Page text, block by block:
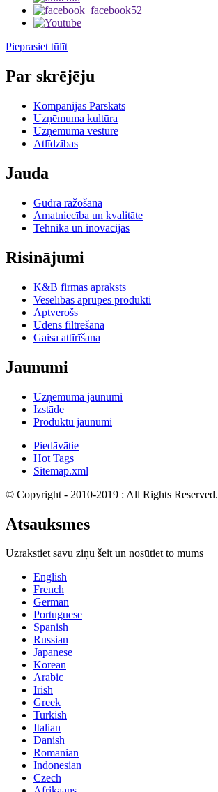
Pieprasiet tūlīt
Par skrējēju
Kompānijas Pārskats
Uzņēmuma kultūra
Uzņēmuma vēsture
Atlīdzības
Jauda
Gudra ražošana
Amatniecība un kvalitāte
Tehnika un inovācijas
Risinājumi
K&B firmas apraksts
Veselības aprūpes produkti
Aptverošs
Ūdens filtrēšana
Gaisa attīrīšana
Jaunumi
Uzņēmuma jaunumi
Izstāde
Produktu jaunumi
Piedāvātie
Hot Tags
Sitemap.xml
© Copyright - 2010-2019 : All Rights Reserved.
Atsauksmes
Uzrakstiet savu ziņu šeit un nosūtiet to mums
English
French
German
Portuguese
Spanish
Russian
Japanese
Korean
Arabic
Irish
Greek
Turkish
Italian
Danish
Romanian
Indonesian
Czech